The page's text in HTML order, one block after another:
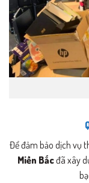
Để đảm bảo dịch vụ
Miền Bắcđã xây